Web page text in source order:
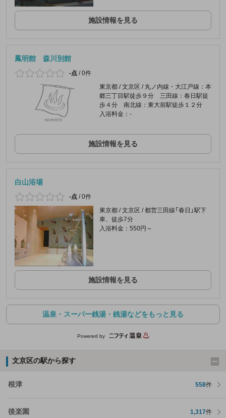
施設情報を見る
鳳明館 森川別館
-点 /0件
東京都 / 文京区 / 丸ノ内線・大江戸線：本
郷三丁目駅徒歩９分 三田線：春日駅徒
歩４分 南北線：東大前駅徒歩１２分
入浴料金：-
施設情報を見る
白山浴場
-点 /0件
東京都 / 文京区 / 都営三田線「春日」駅下
車、徒歩7分
入浴料金：550円～
施設情報を見る
温泉・スーパー銭湯・銭湯などをもっと見る
Powered by
文京区の駅から探す
根津 558件
後楽園 1,317件